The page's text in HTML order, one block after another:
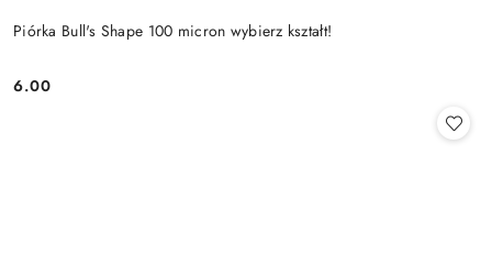
Piórka Bull's Shape 100 micron wybierz kształt!
Cena:
6.00